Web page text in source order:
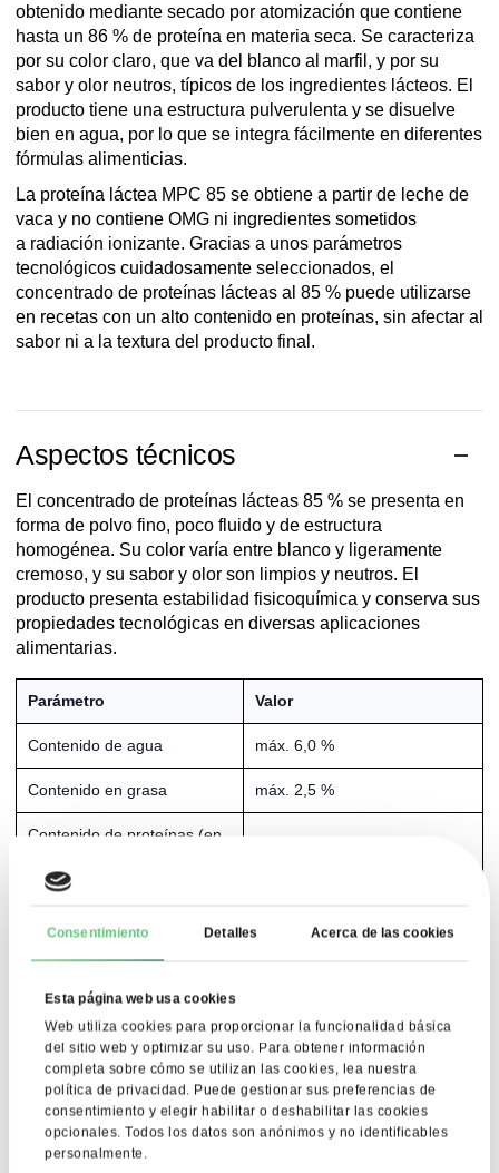
Consentimiento Detalles Acerca de las cookies
Esta página web usa cookies
Web utiliza cookies para proporcionar la funcionalidad básica
del sitio web y optimizar su uso. Para obtener información
completa sobre cómo se utilizan las cookies, lea nuestra
política de privacidad. Puede gestionar sus preferencias de
consentimiento y elegir habilitar o deshabilitar las cookies
opcionales. Todos los datos son anónimos y no identificables
personalmente.
obtenido mediante secado por atomización que contiene
hasta un 86 % de proteína en materia seca. Se caracteriza
por su color claro, que va del blanco al marfil, y por su
sabor y olor neutros, típicos de los ingredientes lácteos. El
producto tiene una estructura pulverulenta y se disuelve
bien en agua, por lo que se integra fácilmente en diferentes
fórmulas alimenticias.
La proteína láctea MPC 85 se obtiene a partir de leche de
vaca y no contiene OMG ni ingredientes sometidos
a radiación ionizante. Gracias a unos parámetros
tecnológicos cuidadosamente seleccionados, el
concentrado de proteínas lácteas al 85 % puede utilizarse
en recetas con un alto contenido en proteínas, sin afectar al
sabor ni a la textura del producto final.
Aspectos técnicos
El concentrado de proteínas lácteas 85 % se presenta en
forma de polvo fino, poco fluido y de estructura
homogénea. Su color varía entre blanco y ligeramente
cremoso, y su sabor y olor son limpios y neutros. El
producto presenta estabilidad fisicoquímica y conserva sus
propiedades tecnológicas en diversas aplicaciones
alimentarias.
Parámetro Valor
Contenido de agua máx. 6,0 %
Contenido en grasa máx. 2,5 %
Contenido de proteínas (en
OGM
Alérgenos
Contiene lactosa (de origen
lácteo)